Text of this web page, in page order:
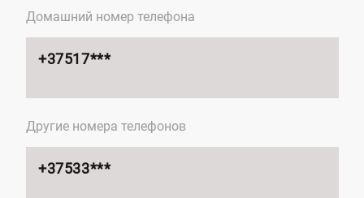
Домашний номер телефона
+37517***
Другие номера телефонов
+37533***